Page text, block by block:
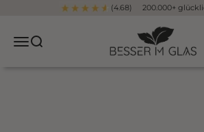
Zum Inhalt springen (4.68) 200.000+
Navigationsmenü öffnen
Suche öffnen
Besser im Glas